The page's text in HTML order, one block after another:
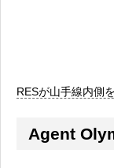
RESが山手線内側
Agent